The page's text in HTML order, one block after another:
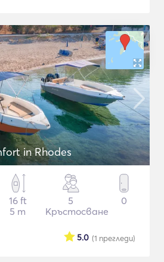
in Rhodes
16 ft
5 m
5
Кръстосване
0
(1 прегледи)
5.0